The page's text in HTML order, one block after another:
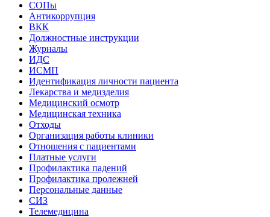
СОПы
Антикоррупция
ВКК
Должностные инструкции
Журналы
ИДС
ИСМП
Идентификация личности пациента
Лекарства и медизделия
Медицинский осмотр
Медицинская техника
Отходы
Организация работы клиники
Отношения с пациентами
Платные услуги
Профилактика падений
Профилактика пролежней
Персональные данные
СИЗ
Телемедицина